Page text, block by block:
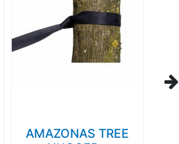
AMAZONAS TREE